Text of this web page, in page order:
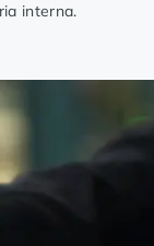
interna.